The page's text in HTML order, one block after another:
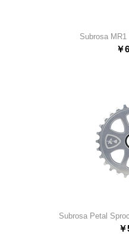
Subrosa MR1
￥
Subrosa Petal
￥